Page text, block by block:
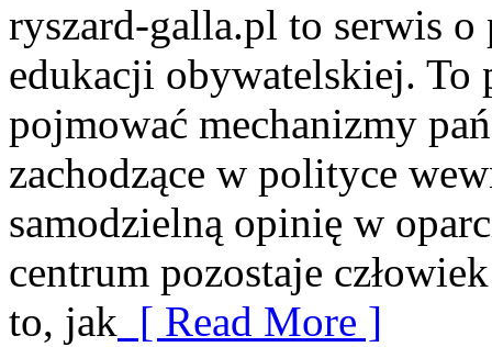
ryszard-galla.pl to serwis
edukacji obywatelskiej. To
pojmować mechanizmy
zachodzące w polityce
samodzielną opinię w
centrum pozostaje
to, jak [ Read More ]